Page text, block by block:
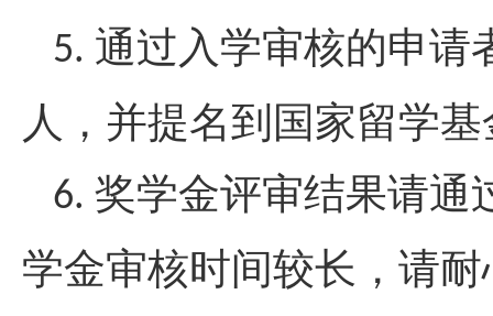
5. 通过入学审核的申请
人，并提名到国家留学
6. 奖学金评审结果请通
学金审核时间较长，请